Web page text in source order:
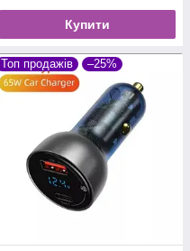
Купити
Топ продажів –25%